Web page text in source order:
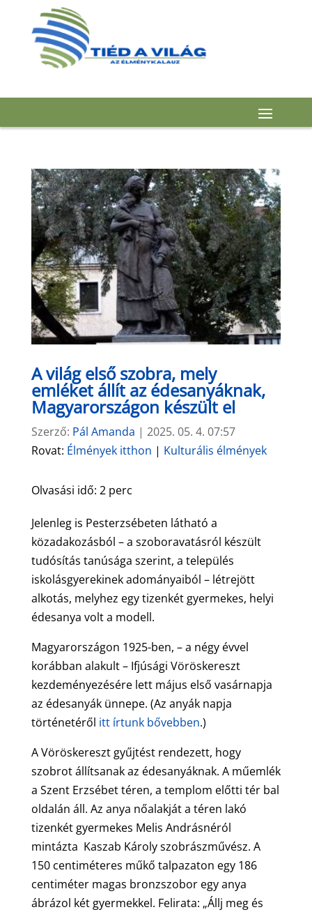
A világ első szobra, mely
emléket állít az édesanyáknak,
Magyarországon készült el
Szerző: Pál Amanda | 2025. 05. 4. 07:57
Rovat: Élmények itthon | Kulturális élmények
Olvasási idő: 2 perc
Jelenleg is Pesterzsébeten látható a
közadakozásból – a szoboravatásról készült
tudósítás tanúsága szerint, a település
iskolásgyerekinek adományaiból – létrejött
alkotás, melyhez egy tizenkét gyermekes, helyi
édesanya volt a modell.
Magyarországon 1925-ben, – a négy évvel
korábban alakult – Ifjúsági Vöröskereszt
kezdeményezésére lett május első vasárnapja
az édesanyák ünnepe. (Az anyák napja
történetéről itt írtunk bővebben.)
A Vöröskereszt gyűjtést rendezett, hogy
szobrot állítsanak az édesanyáknak. A műemlék
a Szent Erzsébet téren, a templom előtti tér bal
oldalán áll. Az anya nőalakját a téren lakó
tizenkét gyermekes Melis Andrásnéról
mintázta Kaszab Károly szobrászművész. A
150 centiméteres műkő talpazaton egy 186
centiméter magas bronzszobor egy anya
ábrázol két gyermekkel. Felirata: „Állj meg és